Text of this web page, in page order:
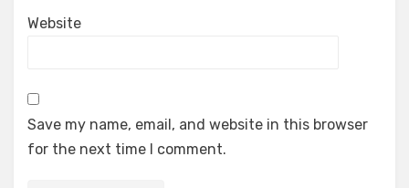
Website
Save my name, email, and website in this browser
for the next time I comment.